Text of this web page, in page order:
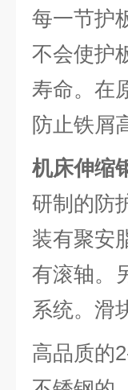
每一节护
不会使护
寿命。在
防止铁
机床伸缩
研制的防
装有聚安
有滚轴。
系统。滑
高品质的